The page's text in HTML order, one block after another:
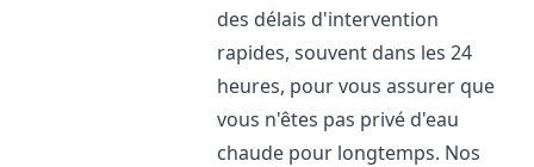
des délais d'intervention
rapides, souvent dans les 24
heures, pour vous assurer que
vous n'êtes pas privé d'eau
chaude pour longtemps. Nos